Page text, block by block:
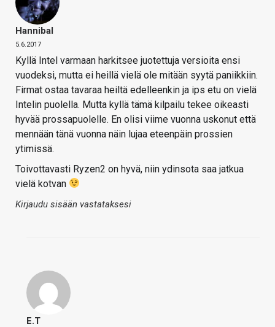
Hannibal
5.6.2017
Kyllä Intel varmaan harkitsee juotettuja versioita ensi
vuodeksi, mutta ei heillä vielä ole mitään syytä paniikkiin.
Firmat ostaa tavaraa heiltä edelleenkin ja ips etu on vielä
Intelin puolella. Mutta kyllä tämä kilpailu tekee oikeasti
hyvää prossapuolelle. En olisi viime vuonna uskonut että
mennään tänä vuonna näin lujaa eteenpäin prossien
ytimissä.
Toivottavasti Ryzen2 on hyvä, niin ydinsota saa jatkua
vielä kotvan
Kirjaudu sisään vastataksesi
E.T